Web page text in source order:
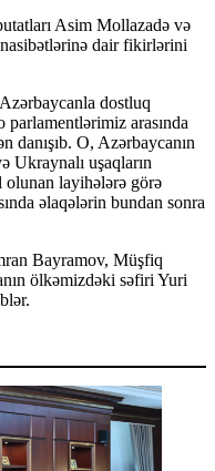
Asim Mollazadə və
dair fikirlərini
dostluq
arasında
danışıb. O, Azərbaycanın
Ukraynalı uşaqların
olunan layihələrə görə
əlaqələrin bundan sonra
Bayramov, Müşfiq
ölkəmizdəki səfiri Yuri